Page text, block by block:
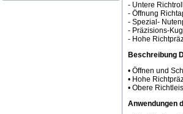
- Untere
- Öffnung
- Spezial-
- Präzisions-
- Hohe
Beschreibung
• Öffnen und
• Hohe
• Obere
Anwendungen